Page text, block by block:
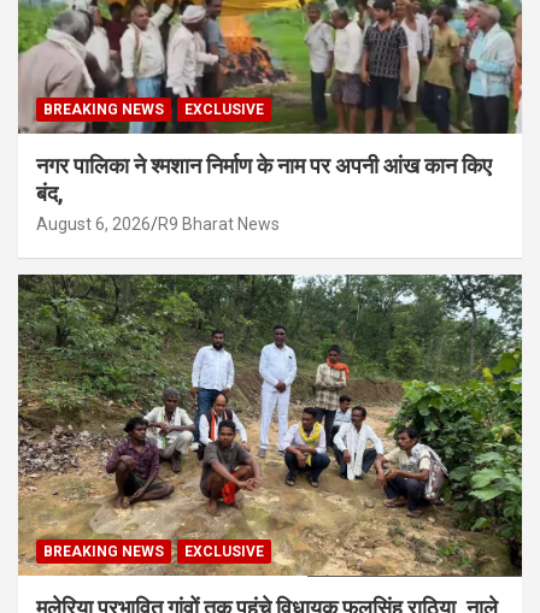
BREAKING NEWS EXCLUSIVE
नगर पालिका ने श्मशान निर्माण के नाम पर अपनी आंख कान किए
बंद,
August 6, 2026 R9 Bharat News
BREAKING NEWS EXCLUSIVE